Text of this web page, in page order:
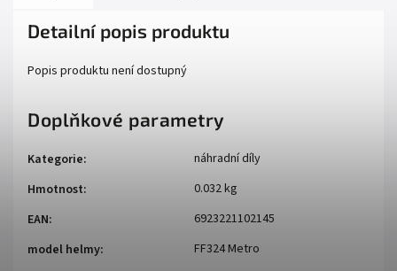
Detailní popis produktu
Popis produktu není dostupný
Doplňkové parametry
Kategorie:
náhradní díly
Hmotnost:
0.032 kg
EAN:
6923221102145
model helmy:
FF324 Metro